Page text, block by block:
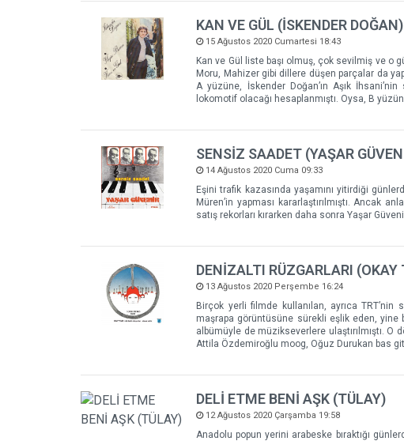
KAN VE GÜL (İSKENDER DOĞAN)
15 Ağustos 2020 Cumartesi 18:43
Kan ve Gül liste başı olmuş, çok sevilmiş ve o
Moru, Mahizer gibi dillere düşen parçalar da
A yüzüne, İskender Doğan’ın Aşık
lokomotif olacağı hesaplanmıştı. Oysa, B
SENSİZ SAADET (YAŞAR
14 Ağustos 2020 Cuma 09:33
Eşini trafik kazasında yaşamını yitirdiği
Müren’in yapması kararlaştırılmıştı. Ancak
satış rekorları kırarken daha sonra Yaşar
DENİZALTI RÜZGARLARI
13 Ağustos 2020 Perşembe 16:24
Birçok yerli filmde kullanılan, ayrıca
maşrapa görüntüsüne sürekli eşlik eden, yine
albümüyle de müzikseverlere ulaştırılmıştı. O
Attila Özdemiroğlu moog, Oğuz Durukan bas
DELİ ETME BENİ AŞK (TÜLAY)
12 Ağustos 2020 Çarşamba 19:58
Anadolu popun yerini arabeske bıraktığı